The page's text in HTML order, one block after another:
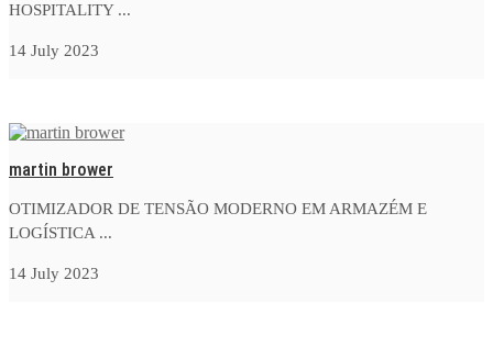
HOSPITALITY ...
14 July 2023
martin brower
OTIMIZADOR DE TENSÃO MODERNO EM ARMAZÉM E
LOGÍSTICA ...
14 July 2023